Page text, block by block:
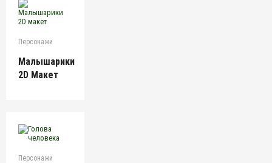
Персонажи
Малышарики
2D Макет
Персонажи